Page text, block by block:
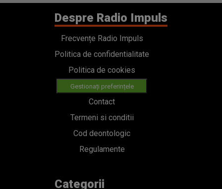
Despre Radio Impuls
Frecvențe Radio Impuls
Politica de confidentialitate
Politica de cookies
Gestionați preferințele
Contact
Termeni si conditii
Cod deontologic
Regulamente
Categorii